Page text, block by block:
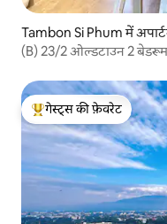
Tambon Si Phum में
(B) 23/2 ओल्डटाउन 2
गेस्ट्स का टॉप फ़ेवरेट
गेस्ट्स की फ़ेवरेट